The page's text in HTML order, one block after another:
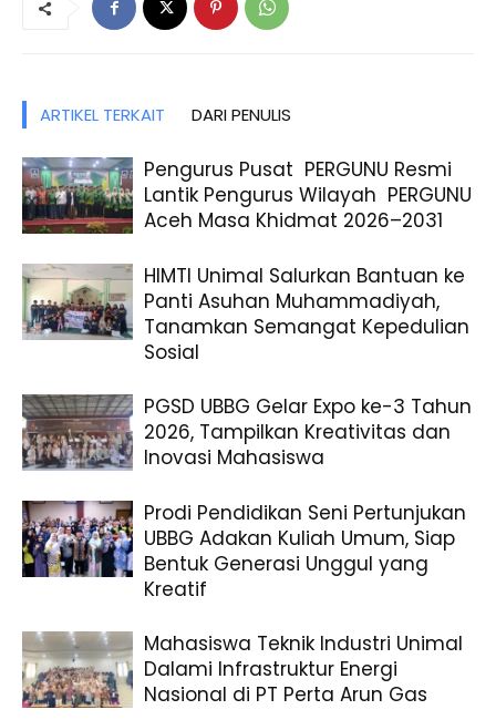
ARTIKEL TERKAIT DARI PENULIS
Pengurus Pusat PERGUNU Resmi
Lantik Pengurus Wilayah PERGUNU
Aceh Masa Khidmat 2026–2031
HIMTI Unimal Salurkan Bantuan ke
Panti Asuhan Muhammadiyah,
Tanamkan Semangat Kepedulian
Sosial
PGSD UBBG Gelar Expo ke-3 Tahun
2026, Tampilkan Kreativitas dan
Inovasi Mahasiswa
Prodi Pendidikan Seni Pertunjukan
UBBG Adakan Kuliah Umum, Siap
Bentuk Generasi Unggul yang
Kreatif
Mahasiswa Teknik Industri Unimal
Dalami Infrastruktur Energi
Nasional di PT Perta Arun Gas